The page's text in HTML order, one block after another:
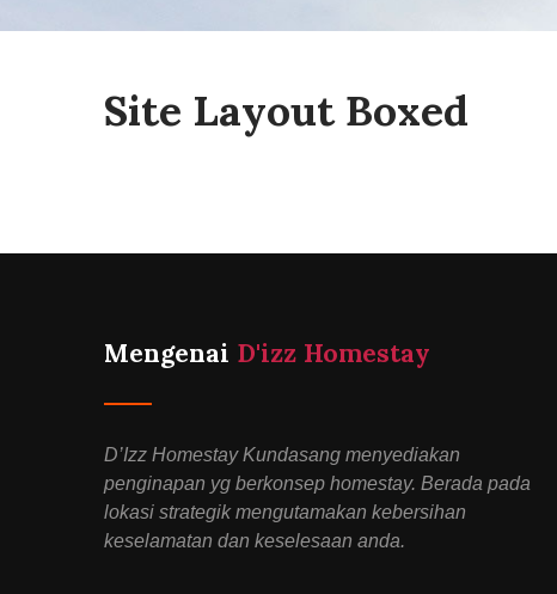
Site Layout Boxed
Mengenai D'izz Homestay
D’Izz Homestay Kundasang menyediakan
penginapan yg berkonsep homestay. Berada pada
lokasi strategik mengutamakan kebersihan
keselamatan dan keselesaan anda.